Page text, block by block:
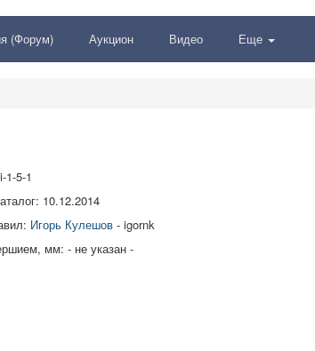
(Форум) Аукцион Видео Еще
1-5-1
10.12.2014
Игорь Кулешов- igornk
мм: - не указан -